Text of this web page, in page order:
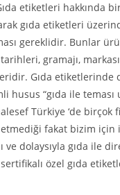
etiketleri hakkında
gıda etiketleri
gereklidir. Bunlar
gramajı,
Gıda etiketlerinde
husus “gıda ile
Türkiye ‘de birçok
fakat bizim için
ve dolaysıyla gıda ile
özel gıda